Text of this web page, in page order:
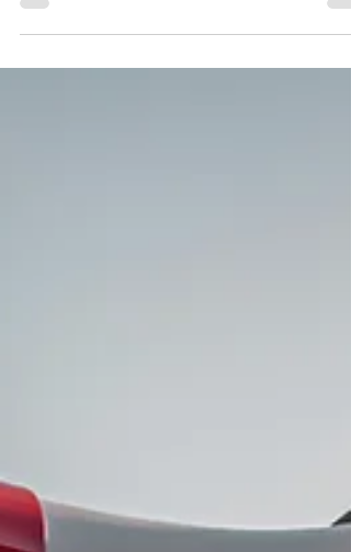
décidé hier de ne rien...